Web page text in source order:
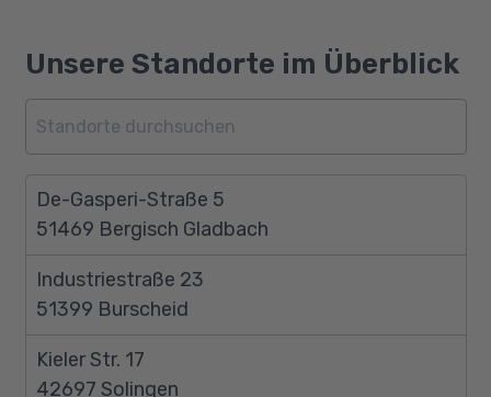
Unsere Standorte im Überblick
De-Gasperi-Straße 5
51469 Bergisch Gladbach
Industriestraße 23
51399 Burscheid
Kieler Str. 17
42697 Solingen